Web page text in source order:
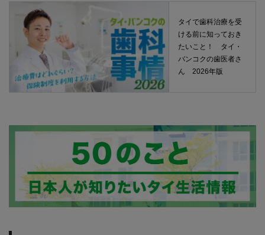
タイで歯科治療を受
ける前に知っておき
たいこと！ タイ・
バンコクの歯医者さ
ん 2026年版